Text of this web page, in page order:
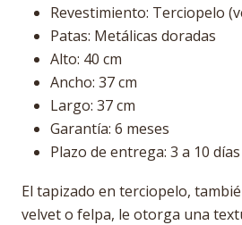
Revestimiento: Terciopelo
Patas: Metálicas doradas
Alto: 40 cm
Ancho: 37 cm
Largo: 37 cm
Garantía: 6 meses
Plazo de entrega: 3 a 10
El tapizado en terciopelo,
velvet o felpa, le otorga una